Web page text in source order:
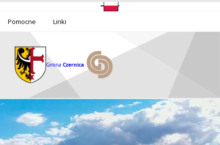
Pomocne Linki
Gmina Czernica